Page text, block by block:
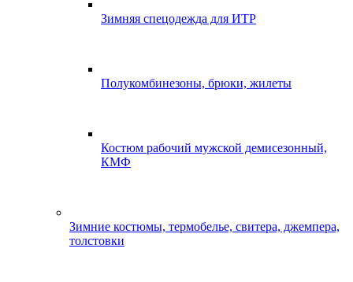
Зимняя спецодежда для ИТР
Полукомбинезоны, брюки, жилеты
Костюм рабочий мужской демисезонный,
КМФ
Зимние костюмы, термобелье, свитера, джемпера,
толстовки